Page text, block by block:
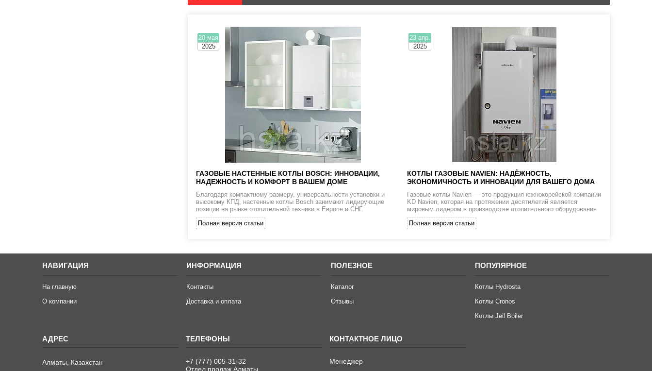
20 мая
2025
ГАЗОВЫЕ НАСТЕННЫЕ КОТЛЫ BOSCH: ИННОВАЦИИ,
НАДЕЖНОСТЬ И КОМФОРТ В ВАШЕМ ДОМЕ
Благодаря компактному размеру, универсальности установки и
высокому КПД, настенные котлы Bosch занимают лидирующие
позиции на рынке отопительной техники в Европе и СНГ.
Полная версия статьи
23 апр.
2025
КОТЛЫ ГАЗОВЫЕ NAVIEN: НАДЁЖНОСТЬ,
ЭКОНОМИЧНОСТЬ И ИННОВАЦИИ ДЛЯ ВАШЕГО ДОМА
Газовые котлы Navien — это продукция южнокорейской компании
KD Navien, которая на протяжении десятилетий является
мировым лидером в производстве отопительного оборудования
Полная версия статьи
НАВИГАЦИЯ
На главную
О компании
ИНФОРМАЦИЯ
Контакты
Доставка и оплата
ПОЛЕЗНОЕ
Каталог
Отзывы
ПОПУЛЯРНОЕ
Котлы Hydrosta
Котлы Cronos
Котлы Jeil Boiler
Алматы, Казахстан
+7 (777) 005-31-32
Отдел продаж Алматы
Менеджер